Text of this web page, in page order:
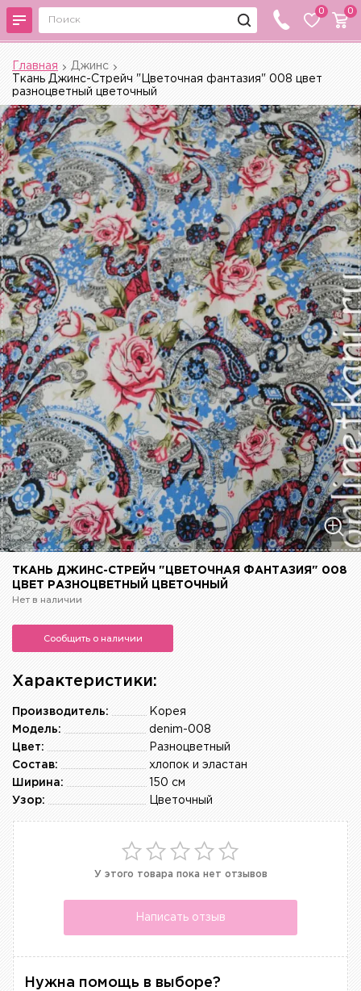
0 0
Главная
Джинс
Ткань Джинс-Стрейч "Цветочная фантазия" 008 цвет
разноцветный цветочный
ТКАНЬ ДЖИНС-СТРЕЙЧ "ЦВЕТОЧНАЯ ФАНТАЗИЯ" 008
ЦВЕТ РАЗНОЦВЕТНЫЙ ЦВЕТОЧНЫЙ
Нет в наличии
Сообщить о наличии
Характеристики:
Корея
Производитель:
denim-008
Модель:
Разноцветный
Цвет:
хлопок и эластан
Состав:
150 см
Ширина:
Цветочный
Узор:
У этого товара пока нет отзывов
Написать отзыв
Нужна помощь в выборе?